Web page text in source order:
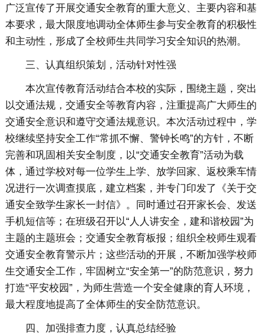
广泛宣传了开展交通安全教育的重大意义、主要内容和基
本要求，最大限度地调动全体师生参与安全教育的积极性
和主动性，形成了全校师生共同学习安全知识的热潮。
三、认真组织策划，活动针对性强
本次宣传教育活动结合本校的实际，围绕主题，突出
以交通法规，交通安全等教育内容，注重提高广大师生的
交通安全意识和遵守交通法规意识。本次活动过程中，学
校继续坚持安全工作“常抓不懈、警钟长鸣”的方针，不断
完善和巩固相关安全制度，以“交通安全教育”活动为载
体，通过学校对每一位学生上学、放学回家、返校乘车情
况进行一次调查摸底，建立档案，并专门印发了《关于交
通安全致学生家长一封信》。同时通过召开家长会、发送
手机短信等；在班级召开以“人人讲安全，建和谐校园”为
主题的主题班会；交通安全教育板报；组织全校师生观看
交通安全教育警示片；这些活动的开展，不断加强学校师
生交通安全工作，牢固树立“安全第一”的防范意识，努力
打造“平安校园”，为师生营造一个安全健康的育人环境，
最大程度地提高了全体师生的安全防范意识。
四、加强排查力度，认真总结经验